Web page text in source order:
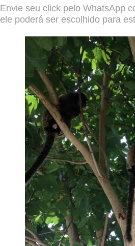
Envie seu click pelo WhatsApp
ele poderá ser escolhido para